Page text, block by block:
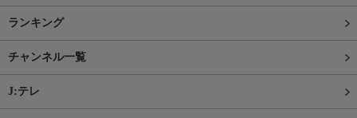
ランキング
チャンネル一覧
J:テレ